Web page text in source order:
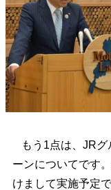
もう1点は、JR
ーンについてです
けまして実施予定